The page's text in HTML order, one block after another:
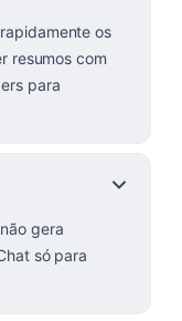
os
resumos com
para
gera
só para